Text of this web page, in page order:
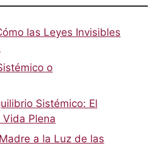
las Leyes Invisibles
o
Sistémico: El
Plena
a la Luz de las